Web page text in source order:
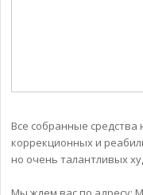
Все собранные
коррекционных и
но очень талантливых